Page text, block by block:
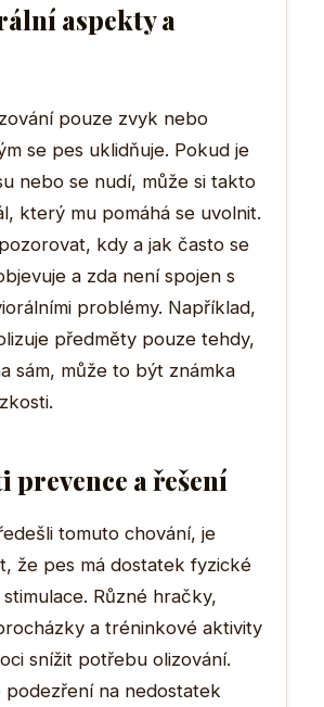
aspekty a
pouze zvyk nebo
se pes uklidňuje. Pokud je
nebo se nudí, může si takto
který mu pomáhá se uvolnit.
kdy a jak často se
a zda není spojen s
problémy. Například,
předměty pouze tehdy,
sám, může to být známka
prevence a řešení
tomuto chování, je
že pes má dostatek fyzické
Různé hračky,
a tréninkové aktivity
snížit potřebu olizování.
podezření na nedostatek